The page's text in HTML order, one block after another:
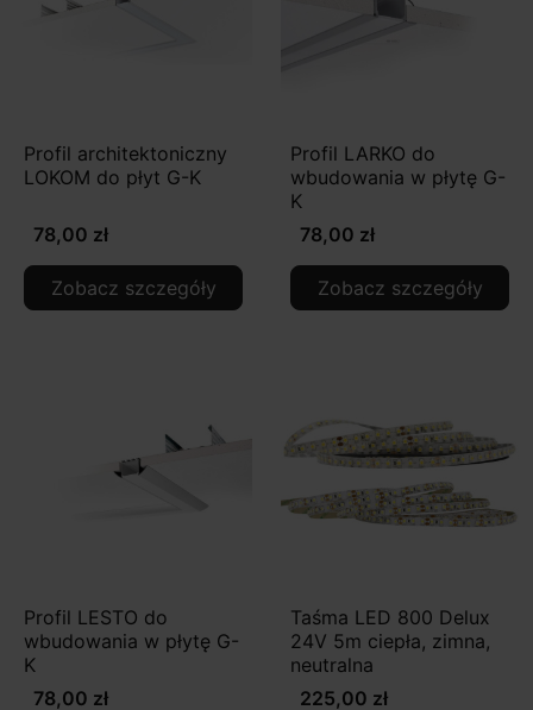
Profil architektoniczny
LOKOM do płyt G-K
78,00 zł
Zobacz szczegóły
Profil LARKO do
wbudowania w płytę G-
K
78,00 zł
Zobacz szczegóły
Profil LESTO do
wbudowania w płytę G-
K
78,00 zł
Taśma LED 800 Delux
24V 5m ciepła, zimna,
neutralna
225,00 zł